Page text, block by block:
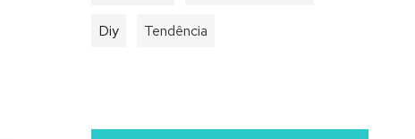
Diy Tendência